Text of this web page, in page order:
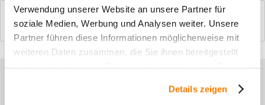
Verwendung unserer Website an unsere Partner für
soziale Medien, Werbung und Analysen weiter. Unsere
Partner führen diese Informationen möglicherweise mit
weiteren Daten zusammen, die Sie ihnen bereitgestellt
Details zeigen
Bewertungen
0
Bewertungen lesen, schreiben und diskutieren...mehr
Sie haben Fragen zu unseren